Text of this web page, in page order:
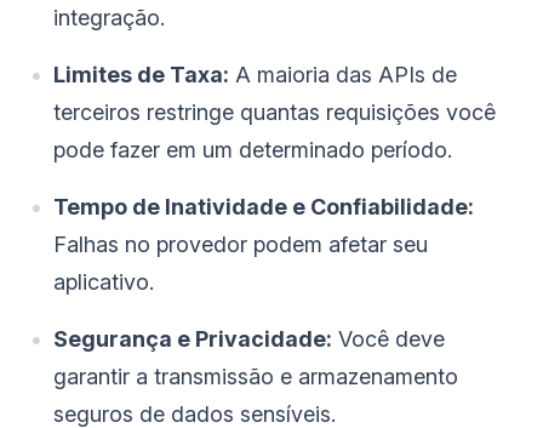
integração.
Limites de Taxa: A maioria das APIs de
terceiros restringe quantas requisições você
pode fazer em um determinado período.
Tempo de Inatividade e Confiabilidade:
Falhas no provedor podem afetar seu
aplicativo.
Segurança e Privacidade: Você deve
garantir a transmissão e armazenamento
seguros de dados sensíveis.